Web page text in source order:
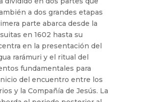
a dos grandes etapas
parte abarca desde la
en 1602 hasta su
en la presentación del
rarámuri y el ritual del
fundamentales para
del encuentro entre los
y la Compañía de Jesús. La